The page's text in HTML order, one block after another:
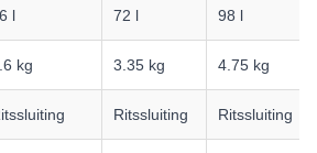
l 72 l 98 l
kg 3.35 kg 4.75 kg
Ritssluiting Ritssluiting